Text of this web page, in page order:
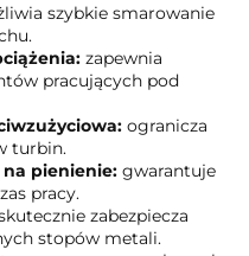
szybkie smarowanie
zapewnia
pracujących pod
ogranicza
turbin.
pienienie: gwarantuje
pracy.
zabezpiecza
stopów metali.